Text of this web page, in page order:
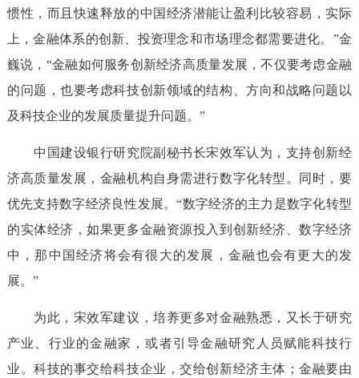
惯性，而且快速释放的中国经济潜能让盈利比较容易，实际
上，金融体系的创新、投资理念和市场理念都需要进化。”金
巍说，“金融如何服务创新经济高质量发展，不仅要考虑金融
的问题，也要考虑科技创新领域的结构、方向和战略问题以
及科技企业的发展质量提升问题。”
中国建设银行研究院副秘书长宋效军认为，支持创新经
济高质量发展，金融机构自身需进行数字化转型。同时，要
优先支持数字经济良性发展。“数字经济的主力是数字化转型
的实体经济，如果更多金融资源投入到创新经济、数字经济
中，那中国经济将会有很大的发展，金融也会有更大的发
展。”
为此，宋效军建议，培养更多对金融熟悉，又长于研究
产业、行业的金融家，或者引导金融研究人员赋能科技行
业。科技的事交给科技企业，交给创新经济主体；金融要由